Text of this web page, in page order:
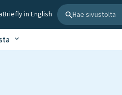
Briefly in English